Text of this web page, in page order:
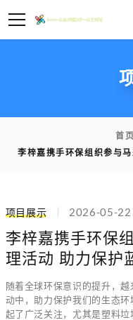
首页
李梓嘉携手环保组织参与
项目展示 2026-05-
李梓嘉携手环保
理活动 助力保护
随着全球环保意识的提升，
动中，助力保护我们的生态
起了广泛关注，尤其是塑料